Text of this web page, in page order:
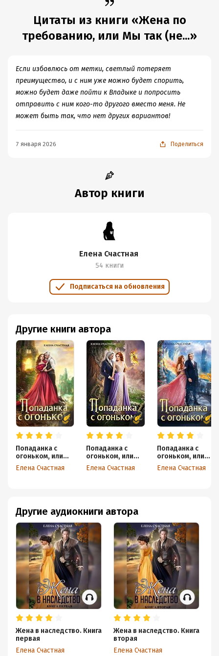
Цитаты из книги «Жена по
требованию, или Мы так (не...»
Если избавлюсь от метки, светлый потеряет
преимущество, и с ним уже можно будет спорить,
можно будет даже пойти к Владыке и попросить
отправить с ним кого-то другого вместо меня. Не
может быть так, что нет других вариантов!
7 января 2026 Поделиться
Автор книги
Елена Счастная
54 книги
Подписаться на обновления
Другие книги автора
Попаданка с
огоньком, или
Наказание для
Тёмного
Елена Счастная
Попаданка с
огоньком, или
Испытание для
Тёмного
Елена Счастная
Попаданка с
огоньком, или
Искушение для
Тёмного
Елена Счастная
Другие аудиокниги автора
Жена в наследство. Книга
первая
Елена Счастная
Жена в наследство. Книга
вторая
Елена Счастная